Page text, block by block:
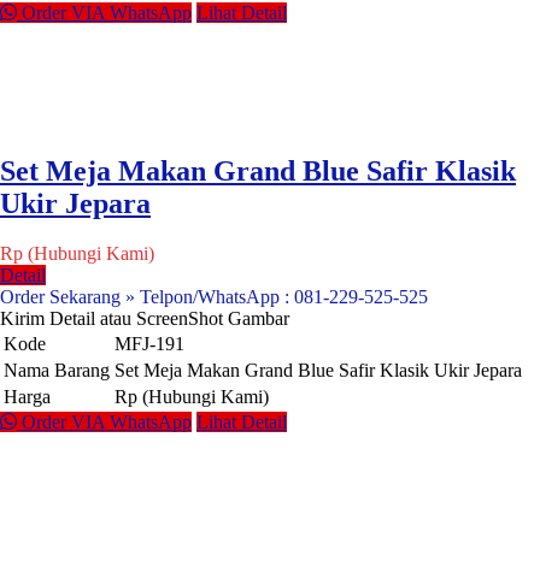
Order VIA WhatsApp Lihat Detail
Set Meja Makan Grand Blue Safir Klasik
Ukir Jepara
Rp (Hubungi Kami)
Detail
Order Sekarang » Telpon/WhatsApp : 081-229-525-525
Kirim Detail atau ScreenShot Gambar
Kode
MFJ-191
Nama Barang Set Meja Makan Grand Blue Safir Klasik Ukir Jepara
Harga
Rp (Hubungi Kami)
Order VIA WhatsApp Lihat Detail